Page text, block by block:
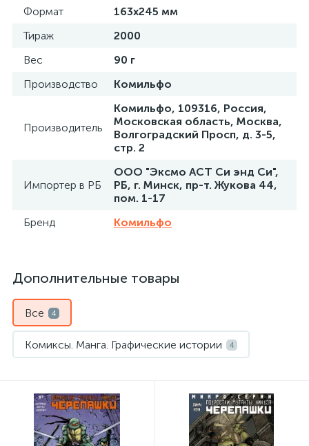
Формат
163x245 мм
Тираж
2000
Вес
90 г
Производство
Комильфо
Производитель
Комильфо, 109316, Россия,
Московская область, Москва,
Волгоградский Просп, д. 3-5,
стр. 2
Импортер в РБ
ООО "Эксмо АСТ Си энд Си",
РБ, г. Минск, пр-т. Жукова 44,
пом. 1-17
Бренд
Комильфо
Дополнительные товары
Все 4
Комиксы. Манга. Графические истории 4